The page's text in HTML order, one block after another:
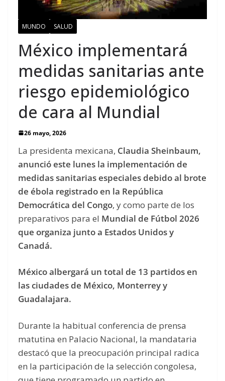
MUNDO SALUD
México implementará
medidas sanitarias ante
riesgo epidemiológico
de cara al Mundial
26 mayo, 2026
La presidenta mexicana, Claudia Sheinbaum,
anunció este lunes la implementación de
medidas sanitarias especiales debido al brote
de ébola registrado en la República
Democrática del Congo, y como parte de los
preparativos para el Mundial de Fútbol 2026
que organiza junto a Estados Unidos y
Canadá.
México albergará un total de 13 partidos en
las ciudades de México, Monterrey y
Guadalajara.
Durante la habitual conferencia de prensa
matutina en Palacio Nacional, la mandataria
destacó que la preocupación principal radica
en la participación de la selección congolesa,